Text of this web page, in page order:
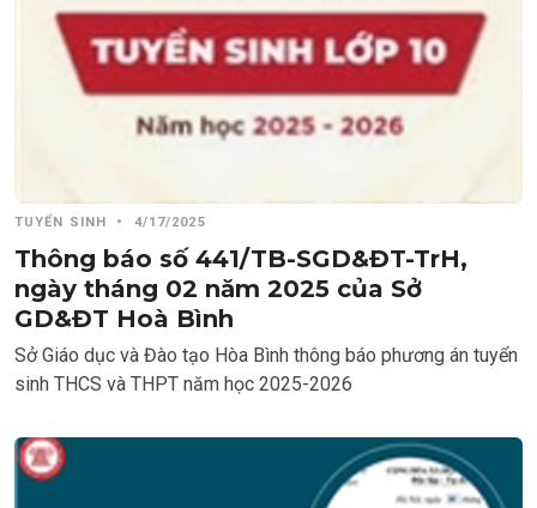
TUYỂN SINH • 4/17/2025
Thông báo số 441/TB-SGD&ĐT-TrH,
ngày tháng 02 năm 2025 của Sở
GD&ĐT Hoà Bình
Sở Giáo dục và Đào tạo Hòa Bình thông báo phương án tuyển
sinh THCS và THPT năm học 2025-2026